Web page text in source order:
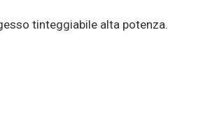
tinteggiabile alta potenza.